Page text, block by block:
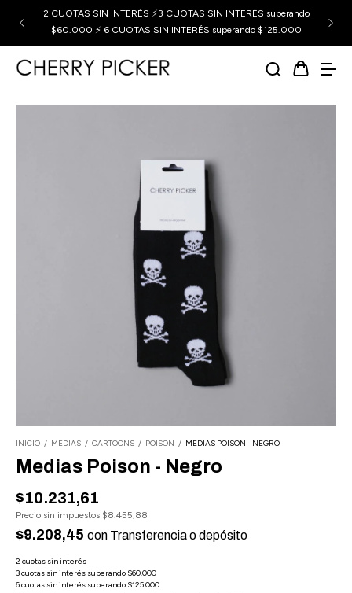
2 CUOTAS SIN INTERÉS ⚡3 CUOTAS SIN INTERÉS superando
$60.000 ⚡ 6 CUOTAS SIN INTERÉS superando $125.000
INICIO / MEDIAS / CARTOONS / POISON / MEDIAS POISON - NEGRO
Medias Poison - Negro
$10.231,61
Precio sin impuestos $8.455,88
$9.208,45 con Transferencia o depósito